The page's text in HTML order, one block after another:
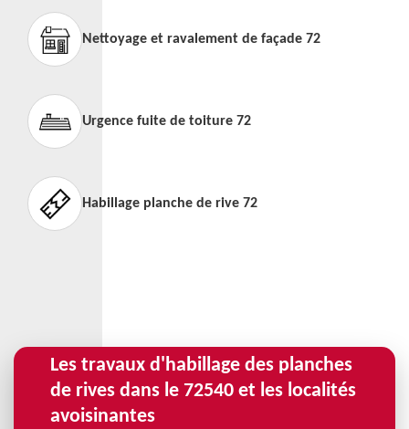
Nettoyage et ravalement de façade 72
Urgence fuite de toiture 72
Habillage planche de rive 72
Les travaux d'habillage des planches
de rives dans le 72540 et les localités
avoisinantes